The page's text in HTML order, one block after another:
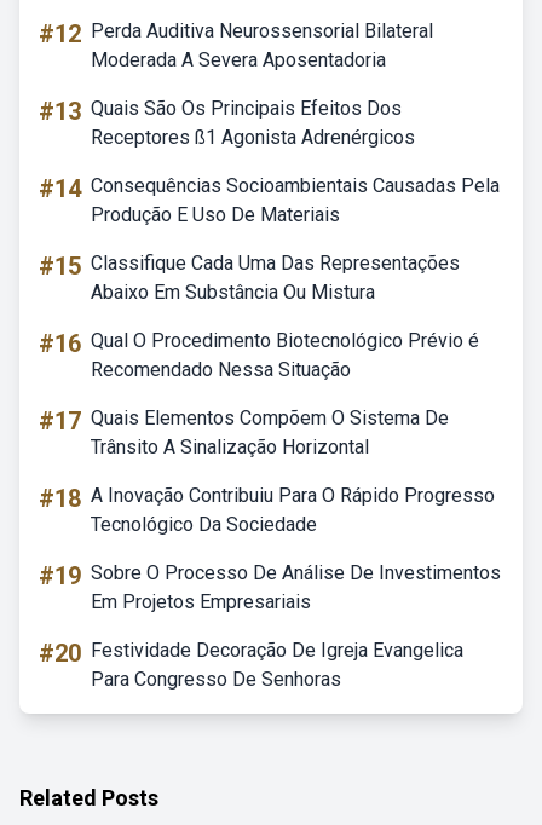
#12 Perda Auditiva Neurossensorial Bilateral
Moderada A Severa Aposentadoria
#13 Quais São Os Principais Efeitos Dos
Receptores ß1 Agonista Adrenérgicos
#14 Consequências Socioambientais Causadas Pela
Produção E Uso De Materiais
#15 Classifique Cada Uma Das Representações
Abaixo Em Substância Ou Mistura
#16 Qual O Procedimento Biotecnológico Prévio é
Recomendado Nessa Situação
#17 Quais Elementos Compõem O Sistema De
Trânsito A Sinalização Horizontal
#18 A Inovação Contribuiu Para O Rápido Progresso
Tecnológico Da Sociedade
#19 Sobre O Processo De Análise De Investimentos
Em Projetos Empresariais
#20 Festividade Decoração De Igreja Evangelica
Para Congresso De Senhoras
Related Posts